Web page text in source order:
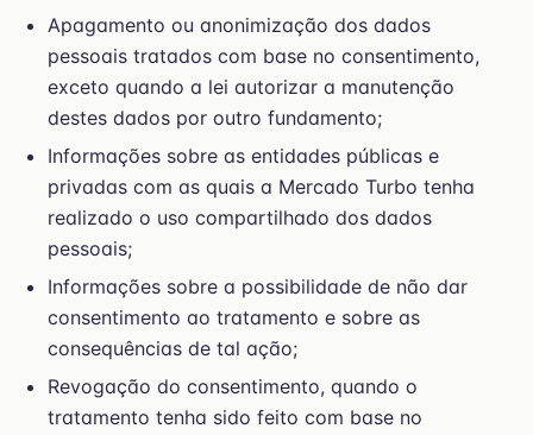
Apagamento ou anonimização dos dados
pessoais tratados com base no consentimento,
exceto quando a lei autorizar a manutenção
destes dados por outro fundamento;
Informações sobre as entidades públicas e
privadas com as quais a Mercado Turbo tenha
realizado o uso compartilhado dos dados
pessoais;
Informações sobre a possibilidade de não dar
consentimento ao tratamento e sobre as
consequências de tal ação;
Revogação do consentimento, quando o
tratamento tenha sido feito com base no